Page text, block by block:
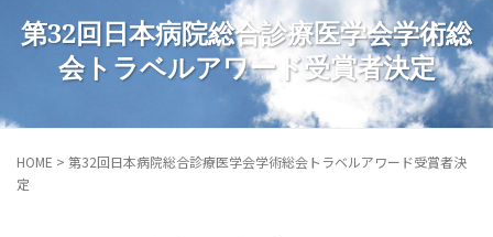
第32回日本病院総合診療医学会学術総
会トラベルアワード受賞者決定
HOME > 第32回日本病院総合診療医学会学術総会トラベルアワード受賞者決
定